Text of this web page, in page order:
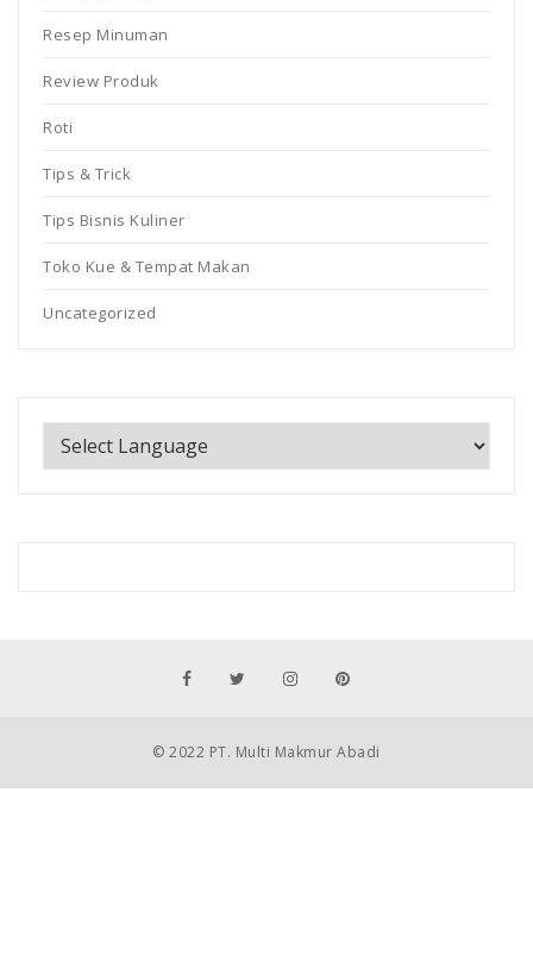
Resep Minuman
Review Produk
Roti
Tips & Trick
Tips Bisnis Kuliner
Toko Kue & Tempat Makan
Uncategorized
© 2022 PT. Multi Makmur Abadi